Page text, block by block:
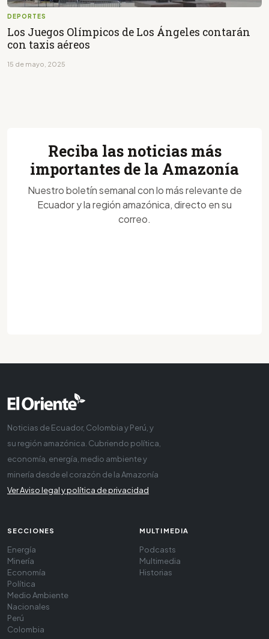
DEPORTES
Los Juegos Olímpicos de Los Ángeles contarán
con taxis aéreos
15 de mayo, 2025
Reciba las noticias más
importantes de la Amazonía
Nuestro boletín semanal con lo más relevante de
Ecuador y la región amazónica, directo en su
correo.
Noticias de Ecuador, Colombia y Perú, y
su región amazónica. Cubriendo política,
economía, energía, medio ambiente y
minería desde el corazón de la Amazonía
Ver Aviso legal y política de privacidad
SECCIONES
Energía
Minería
Economía
Política
Medio Ambiente
Nacionales
Perú
Colombia
MULTIMEDIA
Podcasts
Multimedia
Historias